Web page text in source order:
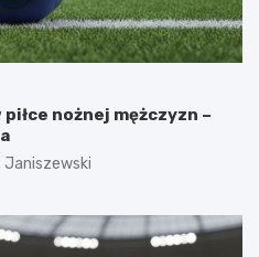
nożnej mężczyzn –
Janiszewski